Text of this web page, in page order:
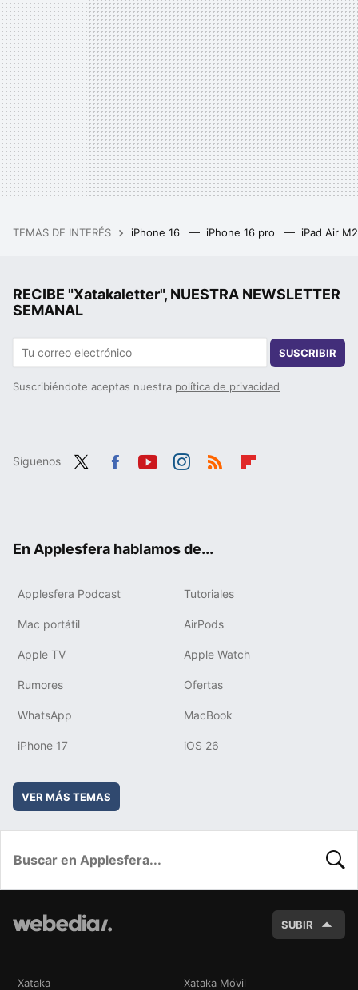
TEMAS DE INTERÉS iPhone 16 iPhone 16 pro iPad Air
RECIBE "Xatakaletter", NUESTRA NEWSLETTER
SEMANAL
SUSCRIBIR
Suscribiéndote aceptas nuestra política de privacidad
Síguenos
En Applesfera hablamos de...
Applesfera Podcast Tutoriales
Mac portátil AirPods
Apple TV Apple Watch
Rumores Ofertas
WhatsApp MacBook
iPhone 17 iOS 26
VER MÁS TEMAS
SUBIR
Xataka Xataka Móvil